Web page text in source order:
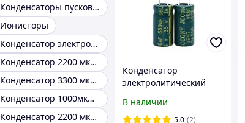
Конденсаторы пусковые
Ионисторы
Конденсатор электролитический
Конденсатор 2200 мкф 50в
Конденсатор 3300 мкф 16в
Конденсатор 1000мкф 35в
Конденсатор 2200 мкф 35в
Конденсатор
электролитический
105C [Low ESR] JCCON
В наличии
5.0 (2)